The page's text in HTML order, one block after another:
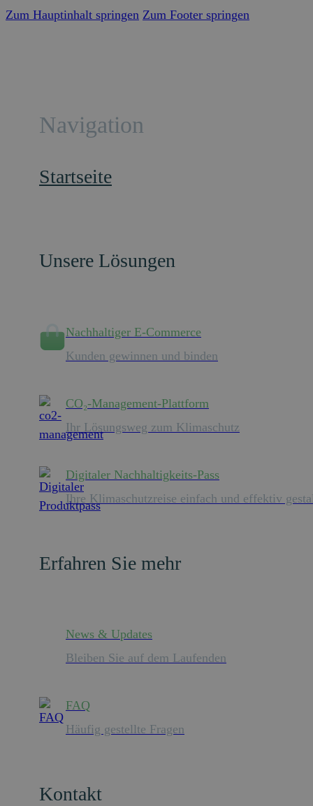
Zum Hauptinhalt springen Zum Footer springen
Navigation
Startseite
Unsere Lösungen
Nachhaltiger E-Commerce
Kunden gewinnen und binden
CO₂-Management-Plattform
Ihr Lösungsweg zum Klimaschutz
Digitaler Nachhaltigkeits-Pass
Ihre Klimaschutzreise einfach und effektiv
Erfahren Sie mehr
News & Updates
Bleiben Sie auf dem Laufenden
FAQ
Häufig gestellte Fragen
Kontakt